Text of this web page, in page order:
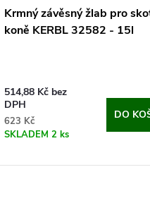
Krmný závěsný žlab pro
koně KERBL 32582 - 15l
514,88 Kč bez
DPH
623 Kč
SKLADEM 2 ks
DO